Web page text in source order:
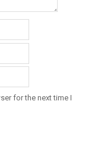
for the next time I